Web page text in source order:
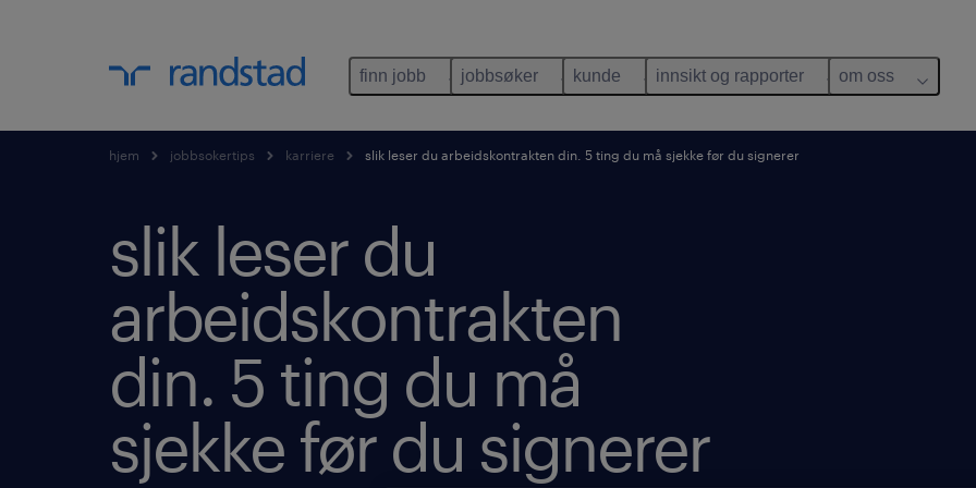
finn jobb jobbsøker kunde innsikt og rapporter om oss
hjem jobbsokertips karriere slik leser du arbeidskontrakten din. 5 ting du må sjekke før du signerer
slik leser du
arbeidskontrakten
din. 5 ting du må
sjekke før du signerer